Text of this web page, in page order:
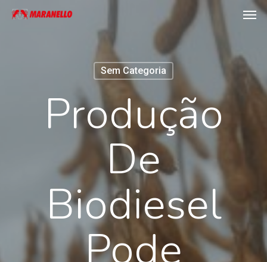
Skip
Sem Categoria
Produção
De
Biodiesel
Pode